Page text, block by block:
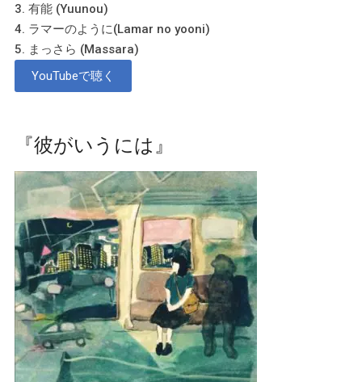
3. 有能 (Yuunou)
4. ラマーのように(Lamar no yooni)
5. まっさら (Massara)
YouTubeで聴く
『彼がいうには』